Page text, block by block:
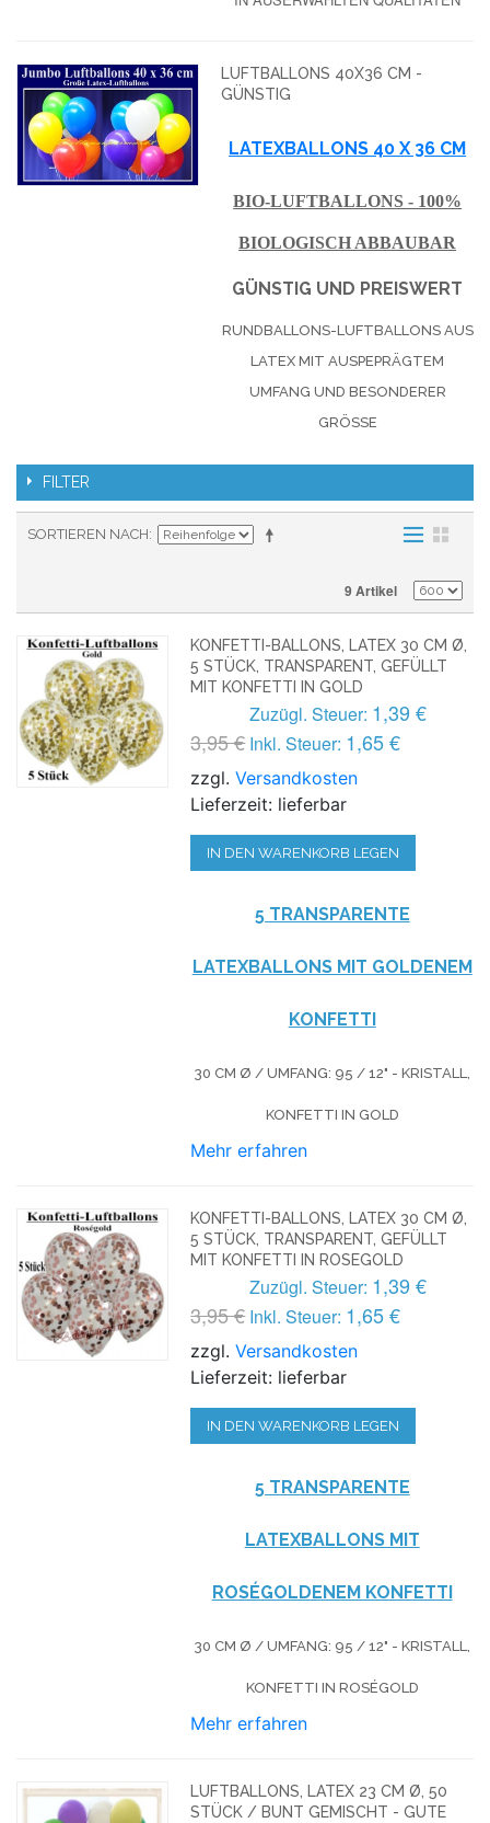
LUFTBALLONS 40X36 CM -
GÜNSTIG
LATEXBALLONS 40 X 36 CM
BIO-LUFTBALLONS - 100%
BIOLOGISCH ABBAUBAR
GÜNSTIG UND PREISWERT
RUNDBALLONS-LUFTBALLONS AUS
LATEX MIT AUSPEPRÄGTEM
UMFANG UND BESONDERER
GRÖSSE
FILTER
SORTIEREN NACH
9 Artikel
KONFETTI-BALLONS, LATEX 30 CM Ø,
5 STÜCK, TRANSPARENT, GEFÜLLT
MIT KONFETTI IN GOLD
3,95 €
Zuzügl. Steuer: 1,39 €
Inkl. Steuer: 1,65 €
zzgl.Versandkosten
Lieferzeit: lieferbar
IN DEN WARENKORB LEGEN
5 TRANSPARENTE
LATEXBALLONS MIT GOLDENEM
KONFETTI
30 CM Ø / UMFANG: 95 / 12" - KRISTALL,
KONFETTI IN GOLD
Mehr erfahren
KONFETTI-BALLONS, LATEX 30 CM Ø,
5 STÜCK, TRANSPARENT, GEFÜLLT
MIT KONFETTI IN ROSEGOLD
3,95 €
Zuzügl. Steuer: 1,39 €
Inkl. Steuer: 1,65 €
zzgl.Versandkosten
Lieferzeit: lieferbar
IN DEN WARENKORB LEGEN
5 TRANSPARENTE
LATEXBALLONS MIT
ROSÉGOLDENEM KONFETTI
30 CM Ø / UMFANG: 95 / 12" - KRISTALL,
KONFETTI IN ROSÉGOLD
Mehr erfahren
LUFTBALLONS, LATEX 23 CM Ø, 50
STÜCK / BUNT GEMISCHT - GUTE